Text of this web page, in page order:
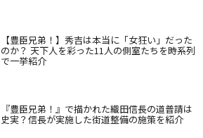
【豊臣兄弟！】秀吉は本当に「女狂い」だった
のか？ 天下人を彩った11人の側室たちを時系列
で一挙紹介
『豊臣兄弟！』で描かれた織田信長の道普請は
史実？信長が実施した街道整備の施策を紹介